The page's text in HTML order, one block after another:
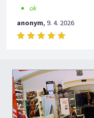
ok
anonym,9. 4. 2026